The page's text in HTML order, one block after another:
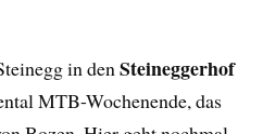
in denSteineggerhof
MTB-Wochenende, das